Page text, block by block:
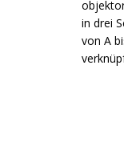
in drei
von A